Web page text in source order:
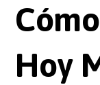
Hoy